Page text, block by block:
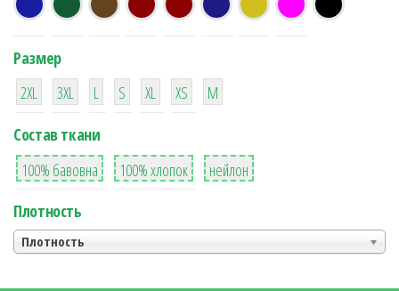
Размер
38
2XL
16
3XL
42
L
42
S
42
XL XS
М
Состав ткани
8
100% бавовна
36
100% хлопок
2
нейлон
Плотность
Плотность